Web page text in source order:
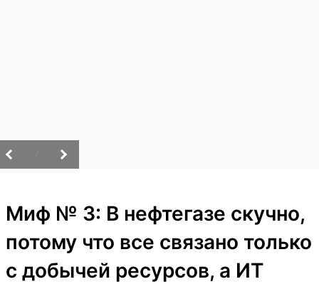
Миф № 3: В нефтегазе скучно,
потому что все связано только
с добычей ресурсов, а ИТ